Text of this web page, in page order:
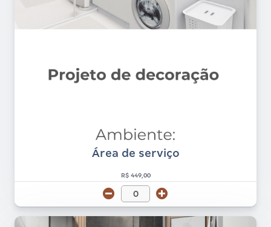
Área de serviço
R$ 449,00